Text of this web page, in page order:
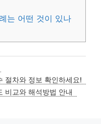
는 어떤 것이 있나
절차와 정보 확인하세요!
비교와 해석방법 안내